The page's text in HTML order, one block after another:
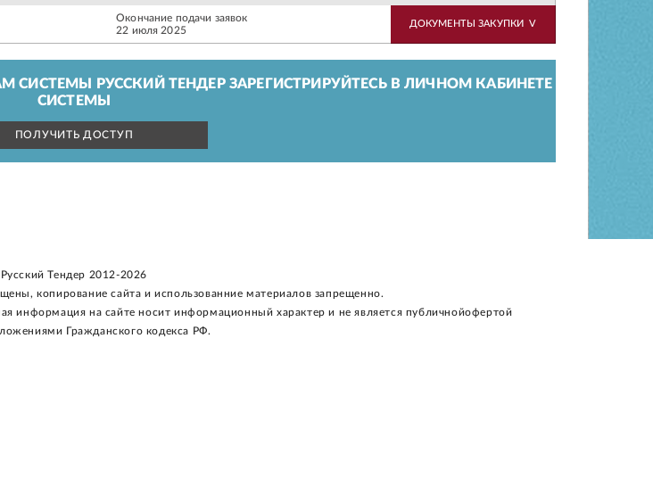
Окончание подачи заявок
22 июля 2025
ДОКУМЕНТЫ ЗАКУПКИ V
РУССКИЙ ТЕНДЕР ЗАРЕГИСТРИРУЙТЕСЬ В ЛИЧНОМ КАБИНЕТЕ
СИСТЕМЫ
ПОЛУЧИТЬ ДОСТУП
Тендер 2012-2026
копирование сайта и использованние материалов запрещенно.
информация на сайте носит информационный характер и не является публичнойофертой
Гражданского кодекса РФ.